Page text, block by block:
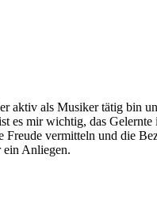
aktiv als Musiker tätig bin
es mir wichtig, das
vermitteln und die
ein Anliegen.